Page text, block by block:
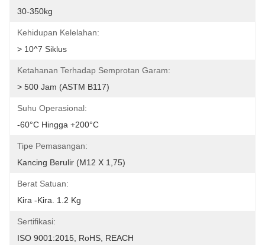
30-350kg
Kehidupan Kelelahan:
> 10^7 Siklus
Ketahanan Terhadap Semprotan Garam:
> 500 Jam (ASTM B117)
Suhu Operasional:
-60°C Hingga +200°C
Tipe Pemasangan:
Kancing Berulir (M12 X 1,75)
Berat Satuan:
Kira -kira. 1.2 Kg
Sertifikasi:
ISO 9001:2015, RoHS, REACH